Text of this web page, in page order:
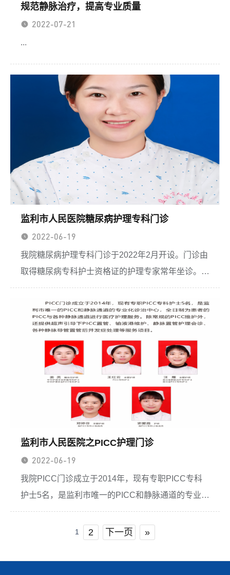
规范静脉治疗，提高专业质量
2022-07-21
...
监利市人民医院糖尿病护理专科门诊
2022-06-19
我院糖尿病护理专科门诊于2022年2月开设。门诊由
取得糖尿病专科护士资格证的护理专家常年坐诊。主
要对糖友们进行防治知识和技能系统化、专业化指
导。旨在通过专业的合理用药、糖尿病护理的正确指
导，帮助糖友们...
监利市人民医院之PICC护理门诊
2022-06-19
我院PICC门诊成立于2014年，现有专职PICC专科
护士5名，是监利市唯一的PICC和静脉通道的专业化
诊治中心，全日制为患者的PICC与各种静脉通道进
行医疗护理服务。依托我院血管外科的强大支持，医
1 2 下一页 »